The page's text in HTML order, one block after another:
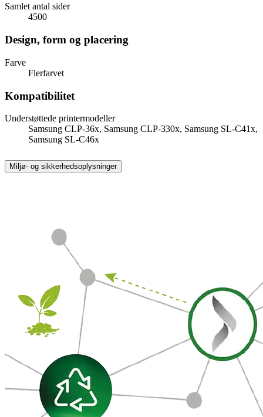
Samlet antal sider
4500
Design, form og placering
Farve
Flerfarvet
Kompatibilitet
Understøttede printermodeller
Samsung CLP-36x, Samsung CLP-330x, Samsung SL-C41x,
Samsung SL-C46x
Miljø- og sikkerhedsoplysninger